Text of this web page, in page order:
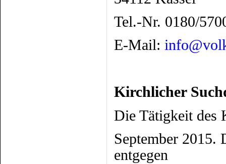
Tel.-Nr. 0180/
E-Mail:
Kirchlicher
Die Tätigkeit des
September 2015.
entgegen